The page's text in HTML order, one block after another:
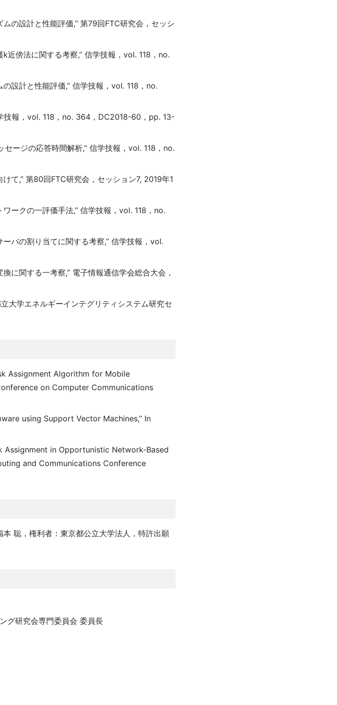
の設計と性能評価,’’ 第79回FTC研究会，セッシ
傍法に関する考察,’’ 信学技報，vol. 118，no.
設計と性能評価,’’ 信学技報，vol. 118，no.
技報，vol. 118，no. 364，DC2018-60，pp. 13-
ージの応答時間解析,’’ 信学技報，vol. 118，no.
て,’’ 第80回FTC研究会，セッション7, 2019年1
ークの一評価手法,’’ 信学技報，vol. 118，no.
バの割り当てに関する考察,’’ 信学技報，vol.
関する一考察,’’ 電子情報通信学会総合大会，
大学エネルギーインテグリティシステム研究セ
Assignment Algorithm for Mobile
on Computer Communications
using Support Vector Machines,’’ In
Assignment in Opportunistic Network-Based
and Communications Conference
聡，権利者：東京都公立大学法人，特許出願
グ研究会専門委員会 委員長